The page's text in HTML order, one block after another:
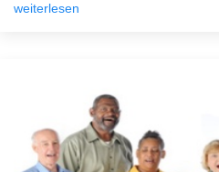
weiterlesen